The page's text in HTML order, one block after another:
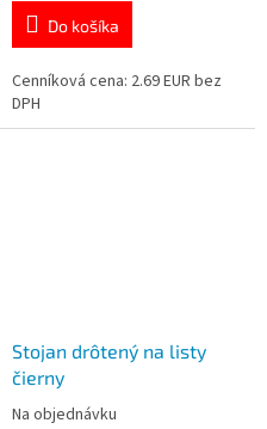
Do košíka
Cenníková cena: 2.69 EUR bez
DPH
Stojan drôtený na listy
čierny
Na objednávku